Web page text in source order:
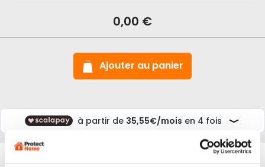
Volt
0,00 €
Ajouter au panier